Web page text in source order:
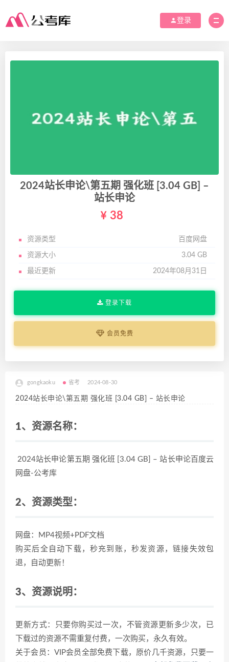
登录
2024站长申论\第五期 强化班 [3.04 GB] –
站长申论
38
资源类型 百度网盘
资源大小 3.04 GB
最近更新 2024年08月31日
登录下载
会员免费
gongkaoku 省考 2024-08-30
2024站长申论\第五期 强化班 [3.04 GB] – 站长申论
1、资源名称：
2024站长申论第五期 强化班 [3.04 GB] – 站长申论百度云
网盘-公考库
2、资源类型：
网盘：MP4视频+PDF文档
购买后全自动下载，秒充到账，秒发资源，链接失效包
退，自动更新！
3、资源说明：
更新方式：只要你购买过一次，不管资源更新多少次，已
下载过的资源不需重复付费，一次购买，永久有效。
关于会员：VIP会员全部免费下载，原价几千资源，只要一